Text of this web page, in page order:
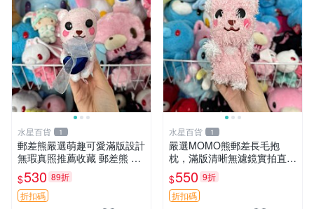
水星百貨 1
郵差熊嚴選萌趣可愛滿版設計
無瑕真照推薦收藏 郵差熊 熊
抱枕 紅薯啵啵間
$530 89折
折扣碼
水星百貨 1
嚴選MOMO熊郵差長毛抱
枕，滿版清晰無濾鏡實拍直
銷。每周新品到貨，不容錯
過！ 郵差熊 長毛 抱枕
$550 9折
折扣碼